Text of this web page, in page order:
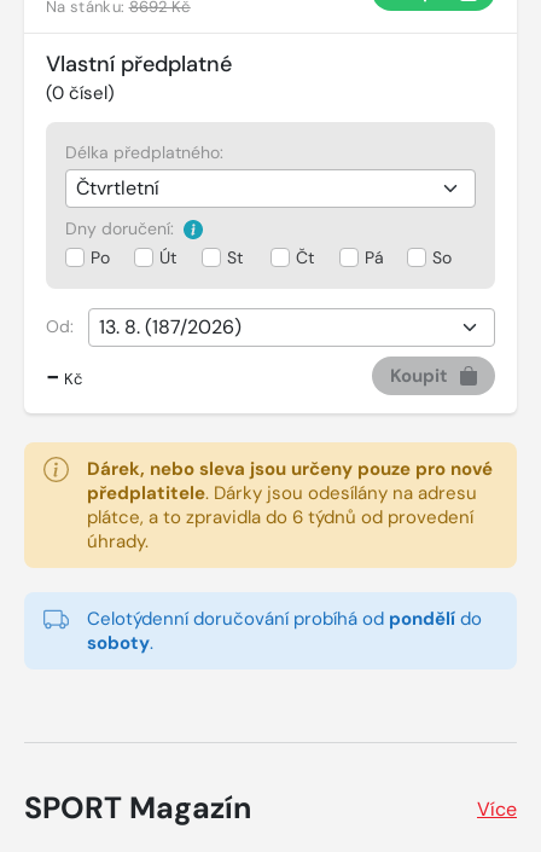
Na stánku:8692 Kč
Vlastní předplatné
(0 čísel)
Délka předplatného:
Dny doručení:
Po
Út St Čt Pá So
Od:
- Kč Koupit
Dárek, nebo sleva jsou určeny pouze pro nové
předplatitele. Dárky jsou odesílány na adresu
plátce, a to zpravidla do 6 týdnů od provedení
úhrady.
Celotýdenní doručování probíhá od pondělí do
soboty.
SPORT Magazín Více